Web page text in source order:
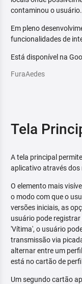
contaminou o usuário.
Em pleno
funcionalidades de
Está disponível na
FuraAedes
Tela
A tela principal
aplicativo através dos
O elemento mais
o modo com que o
versões iniciais, as
usuário pode
'Vítima', o usuário
transmissão via
alternar entre um
está no cartão de
Um segundo cartão